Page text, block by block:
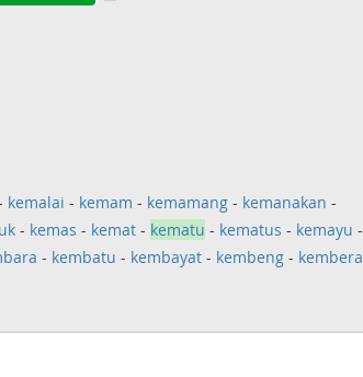
kemalai - kemam - kemamang- kemanakan -
- kemas - kemat- kematu - kematus - kemayu -
- kembatu - kembayat- kembeng- kembera